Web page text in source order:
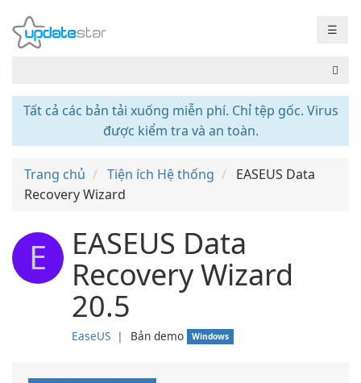
☰
Tất cả các bản tải xuống miễn phí. Chỉ tệp gốc. Virus
được kiểm tra và an toàn.
Trang chủ Tiện ích Hệ thống
EASEUS Data
Recovery Wizard
E EASEUS Data
Recovery Wizard
20.5
EaseUS ❘ Bản demo Windows